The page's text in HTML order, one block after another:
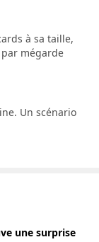
à sa taille,
mégarde
Un scénario
une surprise